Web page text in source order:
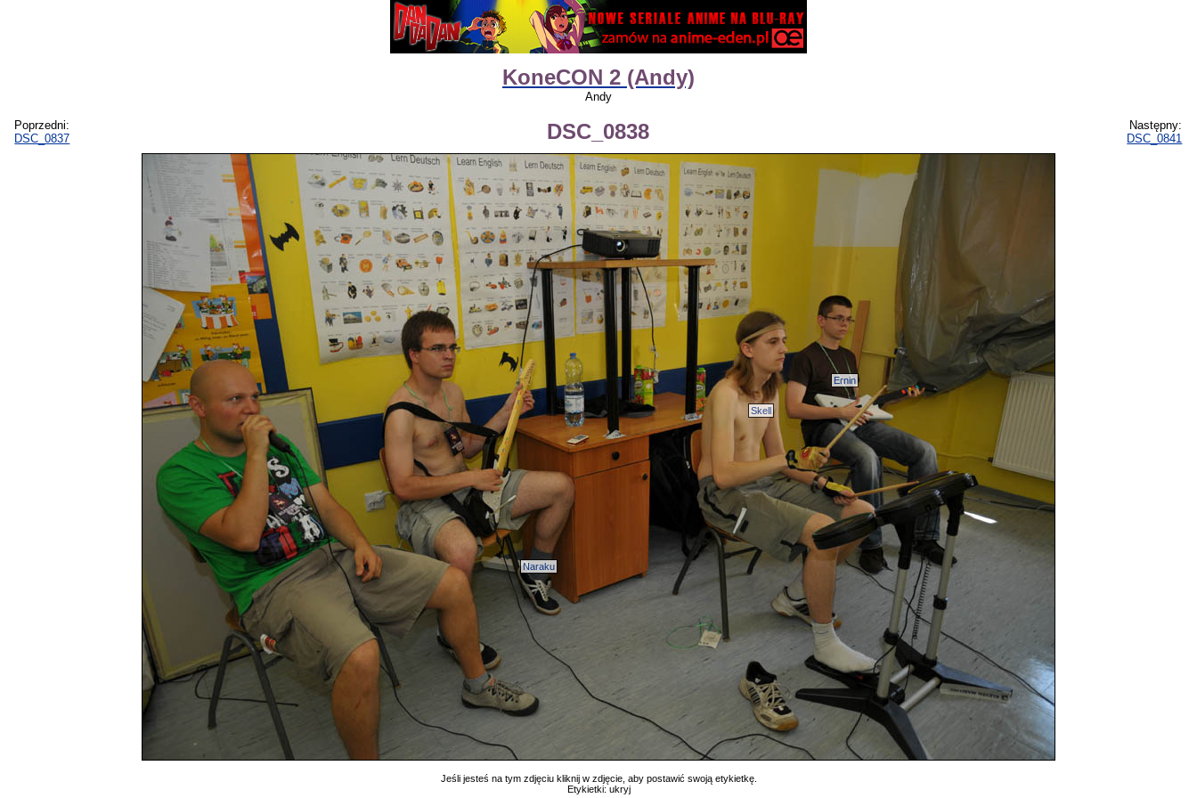
KoneCON 2 (Andy)
Andy
Poprzedni:
DSC_0837
DSC_0838
Następny:
DSC_0841
Ernin
Naraku
Skell
Jeśli jesteś na tym zdjęciu kliknij w zdjęcie, aby postawić swoją etykietkę.
Etykietki: ukryj